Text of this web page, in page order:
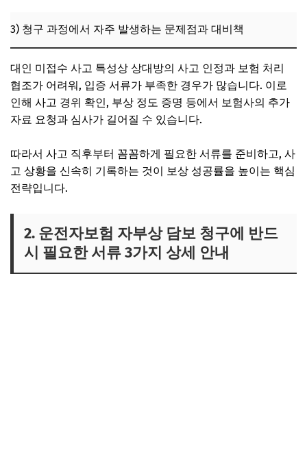
3) 청구 과정에서 자주 발생하는 문제점과 대비책
대인 미접수 사고 특성상 상대방의 사고 인정과 보험 처리
협조가 어려워, 입증 서류가 부족한 경우가 많습니다. 이로
인해 사고 경위 확인, 부상 정도 증명 등에서 보험사의 추가
자료 요청과 심사가 길어질 수 있습니다.
따라서 사고 직후부터 꼼꼼하게 필요한 서류를 준비하고, 사
고 상황을 신속히 기록하는 것이 보상 성공률을 높이는 핵심
전략입니다.
2. 운전자보험 자부상 담보 청구에 반드
시 필요한 서류 3가지 상세 안내